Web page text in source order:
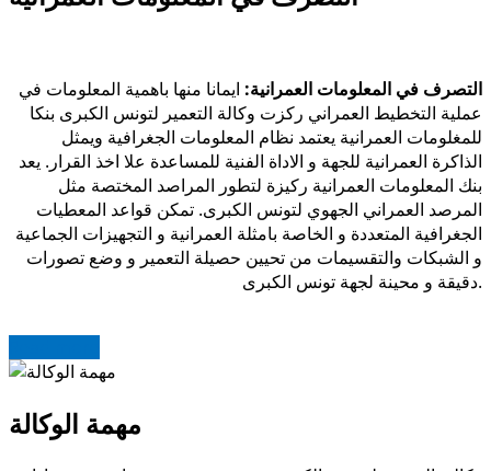
التصرف في المعلومات العمرانية: ايمانا منها باهمية المعلومات في
عملية التخطيط العمراني ركزت وكالة التعمير لتونس الكبرى بنكا
للمغلومات العمرانية يعتمد نظام المعلومات الجغرافية ويمثل
الذاكرة العمرانية للجهة و الاداة الفنية للمساعدة علا اخذ القرار. يعد
بنك المعلومات العمرانية ركيزة لتطور المراصد المختصة مثل
المرصد العمراني الجهوي لتونس الكبرى. تمكن قواعد المعطيات
الجغرافية المتعددة و الخاصة بامثلة العمرانية و التجهيزات الجماعية
و الشبكات والتقسيمات من تحيين حصيلة التعمير و وضع تصورات
دقيقة و محينة لجهة تونس الكبرى.
مهمة الوكالة